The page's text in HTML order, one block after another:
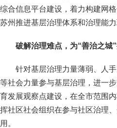
综合信息平台建设，着力构建网
苏州推进基层治理体系和治理能
破解治理难点，为“善治之城
针对基层治理力量薄弱、人
等社会力量参与基层治理，进一
育发展观察点建设，在全市范围
挥社区社会组织在参与社区治理
用。